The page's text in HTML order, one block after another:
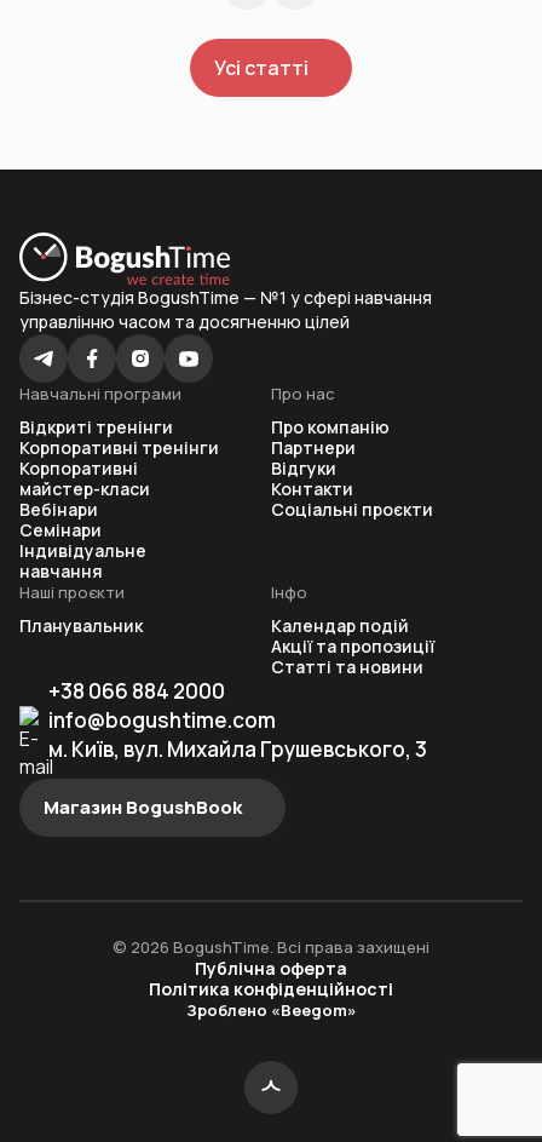
Усі статті
Бізнес-студія BogushTime — №1 у сфері навчання
управлінню часом та досягненню цілей
Навчальні програми
Відкриті тренінги
Корпоративні тренінги
Корпоративні
майстер-класи
Вебінари
Семінари
Індивідуальне
навчання
Наші проєкти
Планувальник
Інфо
Календар подій
Акції та пропозиції
Статті та новини
Про нас
Про компанію
Партнери
Відгуки
Контакти
Соціальні проєкти
+38 066 884 2000
info@bogushtime.com
м. Київ, вул. Михайла Грушевського, 3
Магазин BogushBook
© 2026 BogushTime. Всі права захищені
Публічна оферта
Політика конфіденційності
Зроблено «Beegom»